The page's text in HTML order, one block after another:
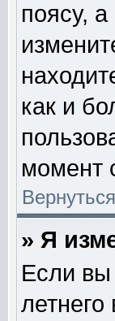
поясу,
как и
момент
» Я
Если вы